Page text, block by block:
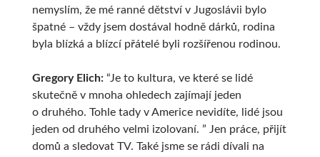
nemyslím, že mé ranné dětství v Jugoslávii bylo
špatné – vždy jsem dostával hodně dárků, rodina
byla blízká a blízcí přátelé byli rozšířenou rodinou.
Gregory Elich:“Je to kultura, ve které se lidé
skutečně v mnoha ohledech zajímají jeden
o druhého. Tohle tady v Americe nevidíte, lidé jsou
jeden od druhého velmi izolovaní. ” Jen práce, přijít
domů a sledovat TV. Také jsme se rádi dívali na